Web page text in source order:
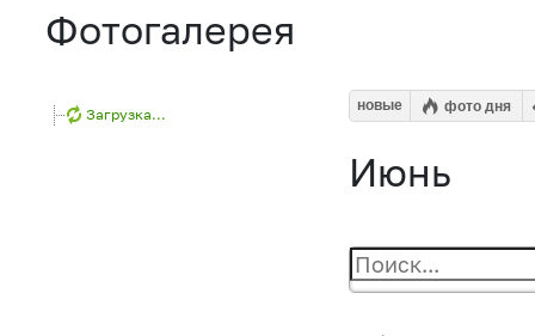
Фотогалерея
Загрузка...
новые фото дня
Июнь